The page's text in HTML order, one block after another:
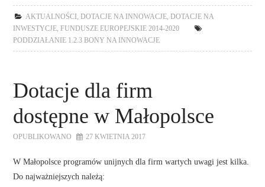
AKTUALNOŚCI ,DOTACJE NA INNOWACJE ,DOTACJE NA
INWESTYCJE ,FUNDUSZE EUROPEJSKIE 2014-2020
PODDZIAŁANIE 1.2.3 BONY NA INNOWACJE
Dotacje dla firm
dostępne w Małopolsce
OPUBLIKOWANO 27 KWIETNIA 2017
W Małopolsce programów unijnych dla firm wartych uwagi jest kilka.
Do najważniejszych należą: